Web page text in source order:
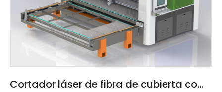
temperamento de la soldadura) Aviación de
aluminio 1) Máquina láser con […]
Cortador láser de fibra de cubierta completa de ahorro de espacio